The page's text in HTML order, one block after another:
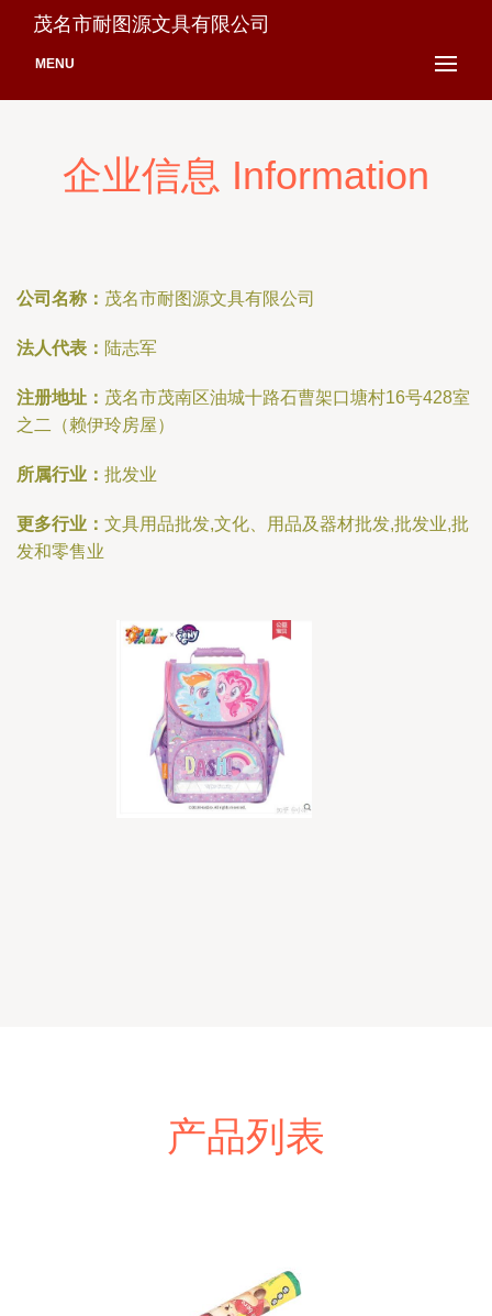
茂名市耐图源文具有限公司
MENU
企业信息 Information
公司名称： 茂名市耐图源文具有限公司
法人代表： 陆志军
注册地址： 茂名市茂南区油城十路石曹架口塘村16号428室
之二（赖伊玲房屋）
所属行业： 批发业
更多行业： 文具用品批发,文化、用品及器材批发,批发业,批
发和零售业
产品列表